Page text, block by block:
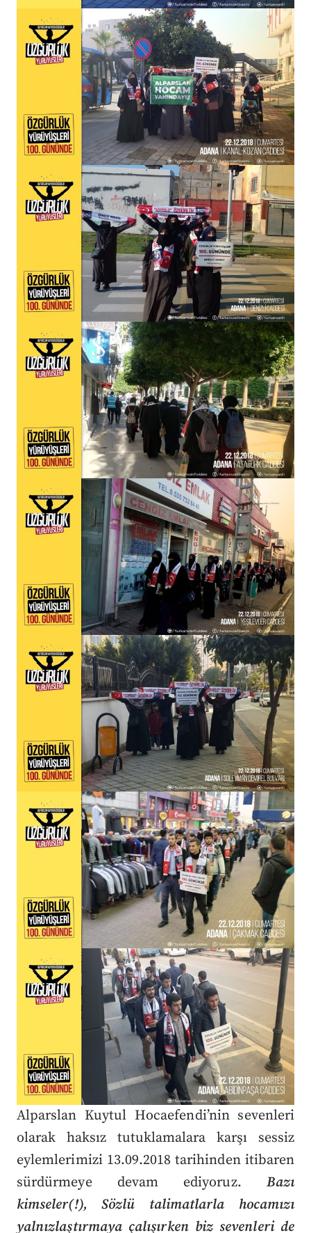
Alparslan Kuytul Hocaefendi’nin sevenleri
olarak haksız tutuklamalara karşı sessiz
eylemlerimizi 13.09.2018 tarihinden itibaren
sürdürmeye devam ediyoruz. Bazı
kimseler(!), Sözlü talimatlarla hocamızı
yalnızlaştırmaya çalışırken biz sevenleri de